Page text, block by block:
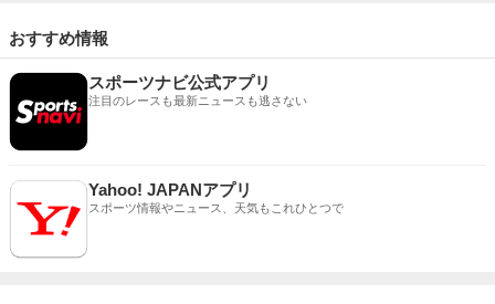
おすすめ情報
スポーツナビ公式アプリ
注目のレースも最新ニュースも逃さない
Yahoo! JAPANアプリ
スポーツ情報やニュース、天気もこれひとつで